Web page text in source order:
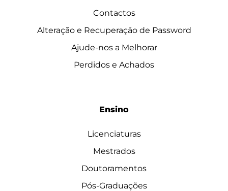
Contactos
Alteração e Recuperação de Password
Ajude-nos a Melhorar
Perdidos e Achados
Ensino
Licenciaturas
Mestrados
Doutoramentos
Pós-Graduações